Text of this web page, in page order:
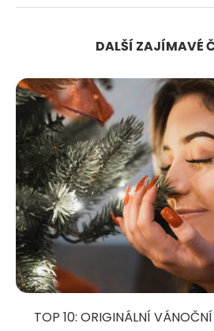
DALŠÍ ZAJÍMAVÉ
TOP 10: ORIGINÁLNÍ